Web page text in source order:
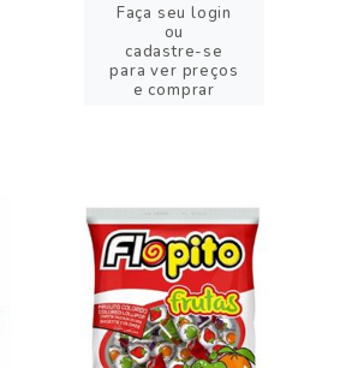
Faça seu login
ou
cadastre-se
para ver preços
e comprar